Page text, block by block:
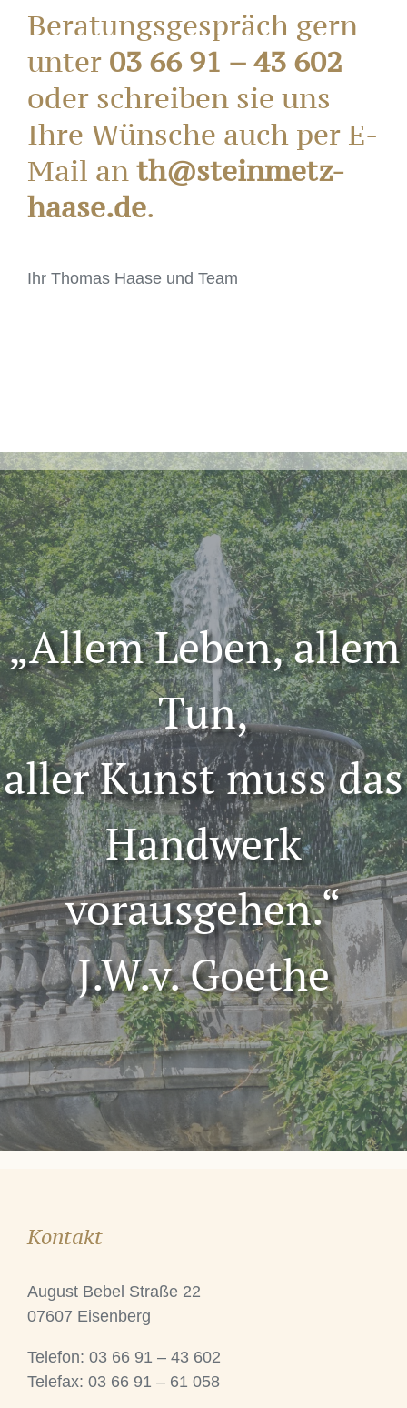
Beratungsgespräch gern
unter 03 66 91 – 43 602
oder schreiben sie uns
Ihre Wünsche auch per E-
Mail an th@steinmetz-
haase.de.
Ihr Thomas Haase und Team
„Allem Leben, allem
Tun,
aller Kunst muss das
Handwerk
vorausgehen.“
J.W.v. Goethe
Kontakt
August Bebel Straße 22
07607 Eisenberg
Telefon: 03 66 91 – 43 602
Telefax: 03 66 91 – 61 058